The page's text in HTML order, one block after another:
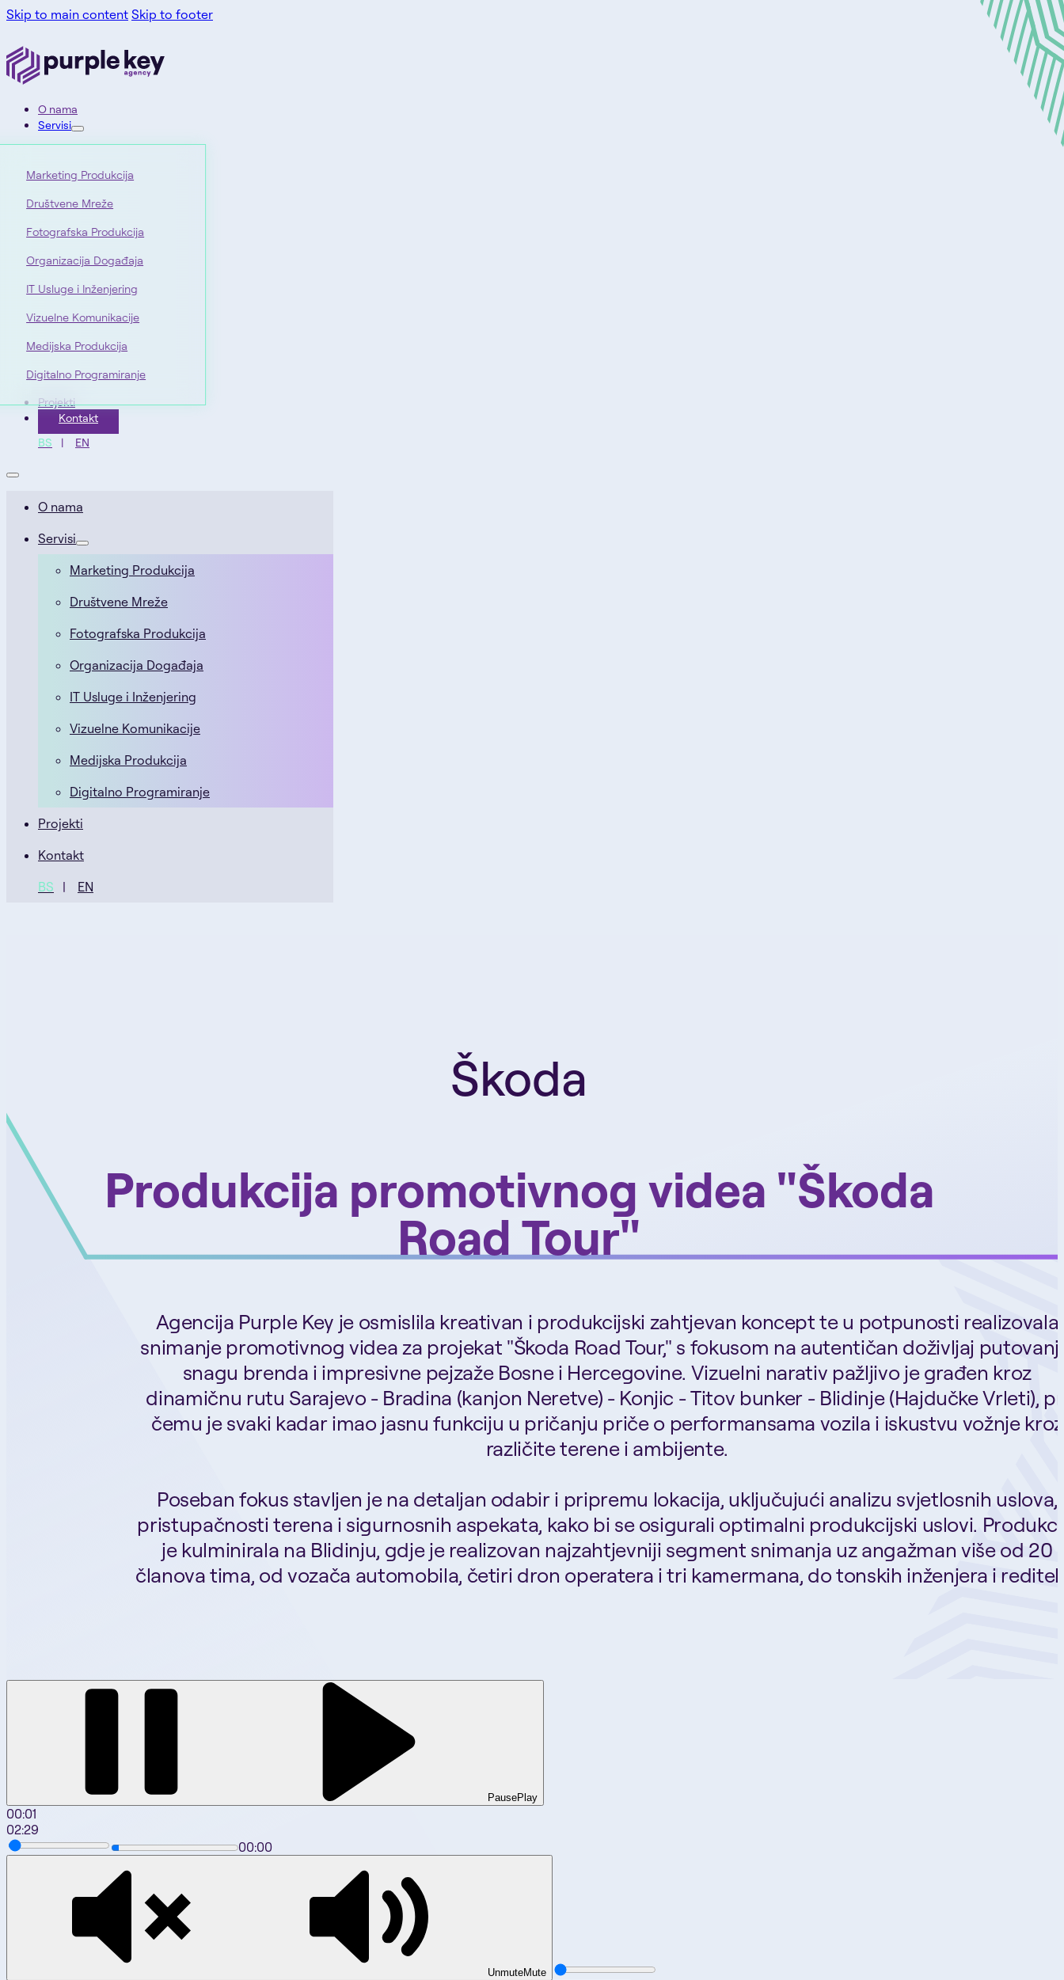
Skip to main content Skip to footer
O nama
Servisi
Marketing Produkcija
Društvene Mreže
Fotografska Produkcija
Organizacija Događaja
IT Usluge i Inženjering
Vizuelne Komunikacije
Medijska Produkcija
Digitalno Programiranje
Projekti
Kontakt
BS
EN
O nama
Servisi
Marketing Produkcija
Društvene Mreže
Fotografska Produkcija
Organizacija Događaja
IT Usluge i Inženjering
Vizuelne Komunikacije
Medijska Produkcija
Digitalno Programiranje
Projekti
Kontakt
BS
EN
Škoda
Produkcija promotivnog videa "Škoda
Road Tour"
Agencija Purple Key je osmislila kreativan i produkcijski zahtjevan koncept te u potpunosti realizovala
snimanje promotivnog videa za projekat "Škoda Road Tour," s fokusom na autentičan doživljaj
snagu brenda i impresivne pejzaže Bosne i Hercegovine. Vizuelni narativ pažljivo je građen kroz
dinamičnu rutu Sarajevo - Bradina (kanjon Neretve) - Konjic - Titov bunker - Blidinje (Hajdučke Vrleti),
čemu je svaki kadar imao jasnu funkciju u pričanju priče o performansama vozila i iskustvu vožnje kroz
različite terene i ambijente.
Poseban fokus stavljen je na detaljan odabir i pripremu lokacija, uključujući analizu svjetlosnih uslova,
pristupačnosti terena i sigurnosnih aspekata, kako bi se osigurali optimalni produkcijski uslovi.
je kulminirala na Blidinju, gdje je realizovan najzahtjevniji segment snimanja uz angažman više od 20
članova tima, od vozača automobila, četiri dron operatera i tri kamermana, do tonskih inženjera i
PausePlay
00:02
02:29
00:00
UnmuteMute